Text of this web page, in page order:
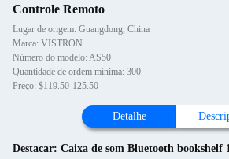
Controle Remoto
Lugar de origem: Guangdong, China
Marca: VISTRON
Número do modelo: AS50
Quantidade de ordem mínima: 300
Preço: $119.50-125.50
Detalhe
Destacar: Caixa de som Bluetooth bookshelf